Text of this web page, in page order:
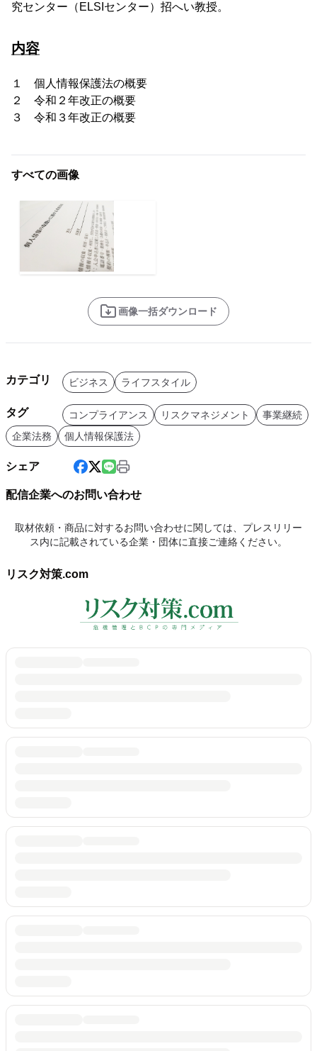
究センター（ELSIセンター）招へい教授。
内容
１ 個人情報保護法の概要
２ 令和２年改正の概要
３ 令和３年改正の概要
すべての画像
画像一括ダウンロード
カテゴリ ビジネス ライフスタイル
タグ コンプライアンス リスクマネジメント
事業継続
企業法務
個人情報保護法
シェア
配信企業へのお問い合わせ
取材依頼・商品に対するお問い合わせに関しては、プレスリリー
ス内に記載されている企業・団体に直接ご連絡ください。
リスク対策.com